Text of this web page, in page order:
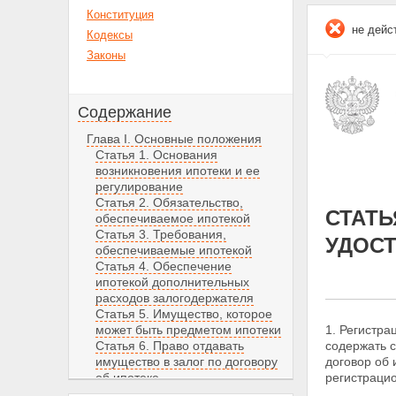
Конституция
Кодексы
Законы
Содержание
Глава I. Основные положения
Статья 1. Основания
возникновения ипотеки и ее
регулирование
Статья 2. Обязательство,
обеспечиваемое ипотекой
Статья 3. Требования,
обеспечиваемые ипотекой
Статья 4. Обеспечение
ипотекой дополнительных
расходов залогодержателя
Статья 5. Имущество, которое
может быть предметом ипотеки
Статья 6. Право отдавать
имущество в залог по договору
об ипотеке
не
1.
содержать
договор об